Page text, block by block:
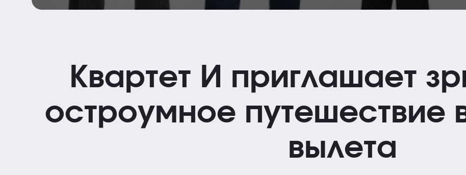
Квартет И приглашает
остроумное путешествие
вылета